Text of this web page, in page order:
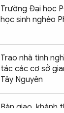
Trường Đại học
học sinh nghèo
Trao nhà tình
tác các cơ sở
Tây Nguyên
Bàn giao, khánh